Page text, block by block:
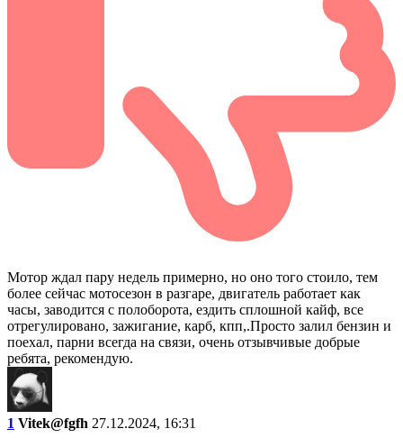
Мотор ждал пару недель примерно, но оно того стоило, тем
более сейчас мотосезон в разгаре, двигатель работает как
часы, заводится с полоборота, ездить сплошной кайф, все
отрегулировано, зажигание, карб, кпп,.Просто залил бензин и
поехал, парни всегда на связи, очень отзывчивые добрые
ребята, рекомендую.
1 Vitek@fgfh 27.12.2024, 16:31